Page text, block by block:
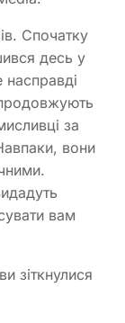
Спочатку
десь у
за
вони
вам
зіткнулися